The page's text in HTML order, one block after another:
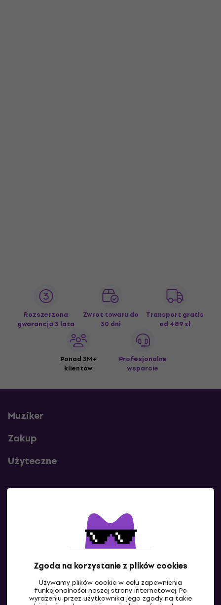
Zgoda na korzystanie z plików cookies
Używamy plików cookie w celu zapewnienia
funkcjonalności naszej strony internetowej. Po
wyrażeniu przez użytkownika jego zgody na takie
Rozszerzona
gwarancja 3 lata
Zwrot towaru do
30 dni
Transport gratis
od 489 zł
Ponad 3M+
klientów
Profesjonalne
wsparcie
Muziker
Zakup
Użyteczne
Skontaktuj się z nami